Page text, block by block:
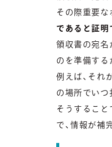
その際重要な
であると証
領収書の宛名
のを準備する
例えば、それ
の場所でいつ
そうすること
で、情報が補